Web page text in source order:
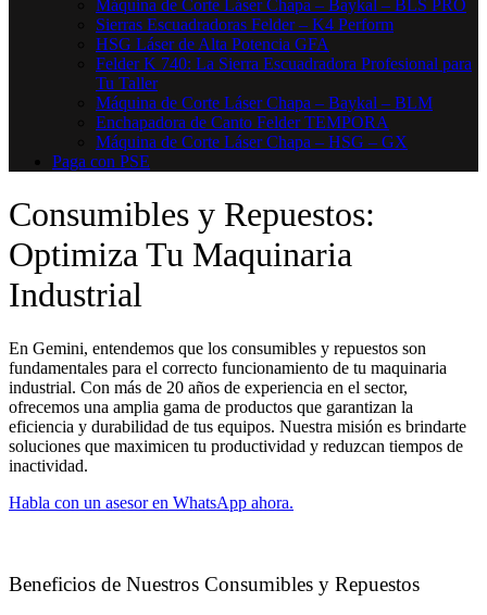
Máquina de Corte Láser Chapa – Baykal – BLS PRO
Sierras Escuadradoras Felder – K4 Perform
HSG Láser de Alta Potencia GFA
Felder K 740: La Sierra Escuadradora Profesional para
Tu Taller
Máquina de Corte Láser Chapa – Baykal – BLM
Enchapadora de Canto Felder TEMPORA
Máquina de Corte Láser Chapa – HSG – GX
Paga con PSE
Consumibles y Repuestos:
Optimiza Tu Maquinaria
Industrial
En Gemini, entendemos que los consumibles y repuestos son
fundamentales para el correcto funcionamiento de tu maquinaria
industrial. Con más de 20 años de experiencia en el sector,
ofrecemos una amplia gama de productos que garantizan la
eficiencia y durabilidad de tus equipos. Nuestra misión es brindarte
soluciones que maximicen tu productividad y reduzcan tiempos de
inactividad.
Habla con un asesor en WhatsApp ahora.
Beneficios de Nuestros Consumibles y Repuestos